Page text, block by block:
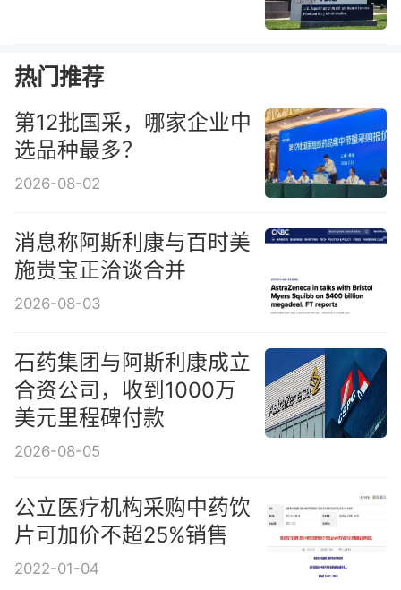
热门推荐
第12批国采，哪家企业中
选品种最多？
2026-08-02
消息称阿斯利康与百时美
施贵宝正洽谈合并
2026-08-03
石药集团与阿斯利康成立
合资公司，收到1000万
美元里程碑付款
2026-08-05
公立医疗机构采购中药饮
片可加价不超25%销售
2022-01-04